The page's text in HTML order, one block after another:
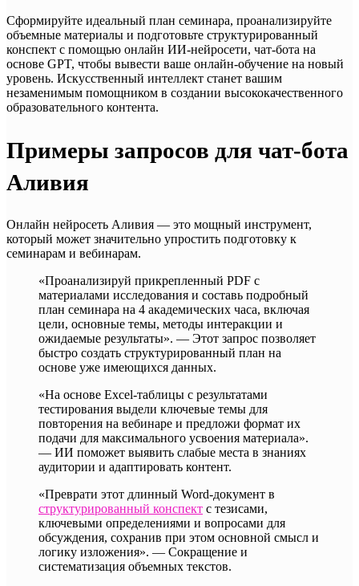
Сформируйте идеальный план семинара, проанализируйте
объемные материалы и подготовьте структурированный
конспект с помощью онлайн ИИ-нейросети, чат-бота на
основе GPT, чтобы вывести ваше онлайн-обучение на новый
уровень. Искусственный интеллект станет вашим
незаменимым помощником в создании высококачественного
образовательного контента.
Примеры запросов для чат-бота
Аливия
Онлайн нейросеть Аливия — это мощный инструмент,
который может значительно упростить подготовку к
семинарам и вебинарам.
«Проанализируй прикрепленный PDF с
материалами исследования и составь подробный
план семинара на 4 академических часа, включая
цели, основные темы, методы интеракции и
ожидаемые результаты». — Этот запрос позволяет
быстро создать структурированный план на
основе уже имеющихся данных.
«На основе Excel-таблицы с результатами
тестирования выдели ключевые темы для
повторения на вебинаре и предложи формат их
подачи для максимального усвоения материала».
— ИИ поможет выявить слабые места в знаниях
аудитории и адаптировать контент.
«Преврати этот длинный Word-документ в
структурированный конспект с тезисами,
ключевыми определениями и вопросами для
обсуждения, сохранив при этом основной смысл и
логику изложения». — Сокращение и
систематизация объемных текстов.